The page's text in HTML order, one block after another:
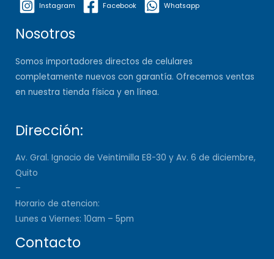
Instagram Facebook Whatsapp
Nosotros
Somos importadores directos de celulares
completamente nuevos con garantía. Ofrecemos ventas
en nuestra tienda física y en línea.
Dirección:
Av. Gral. Ignacio de Veintimilla E8-30 y Av. 6 de diciembre,
Quito
–
Horario de atencion:
Lunes a Viernes: 10am – 5pm
Contacto